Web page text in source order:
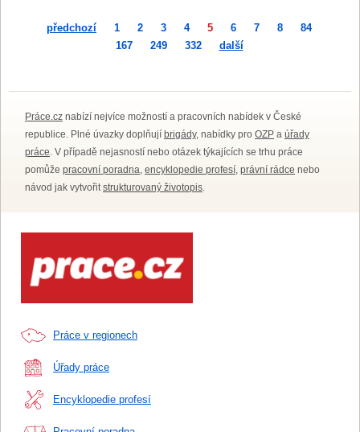
předchozí 1 2 3 4 5 6 7 8
84
167
249 332 další
Práce.cz nabízí nejvíce možností a pracovních nabídek v České
republice. Plné úvazky doplňují brigády, nabídky pro OZP a úřady
práce. V případě nejasností nebo otázek týkajících se trhu práce
pomůže pracovní poradna, encyklopedie profesí, právní rádce nebo
návod jak vytvořitstrukturovaný životopis.
Práce v regionech
Úřady práce
Encyklopedie profesí